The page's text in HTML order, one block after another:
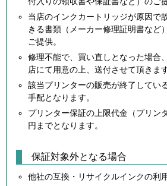
当店のインクカートリッジが原因で
きる書類（メーカー修理証明書など
ご提供。
修理不能で、買い直しとなった場合
店にて用意の上、送付させて頂きます
該当プリンターの販売が終了してい
手配となります。
プリンター保証の上限代金（プリン
円までとなります。
保証対象外となる場合
他社の互換・リサイクルインクの利